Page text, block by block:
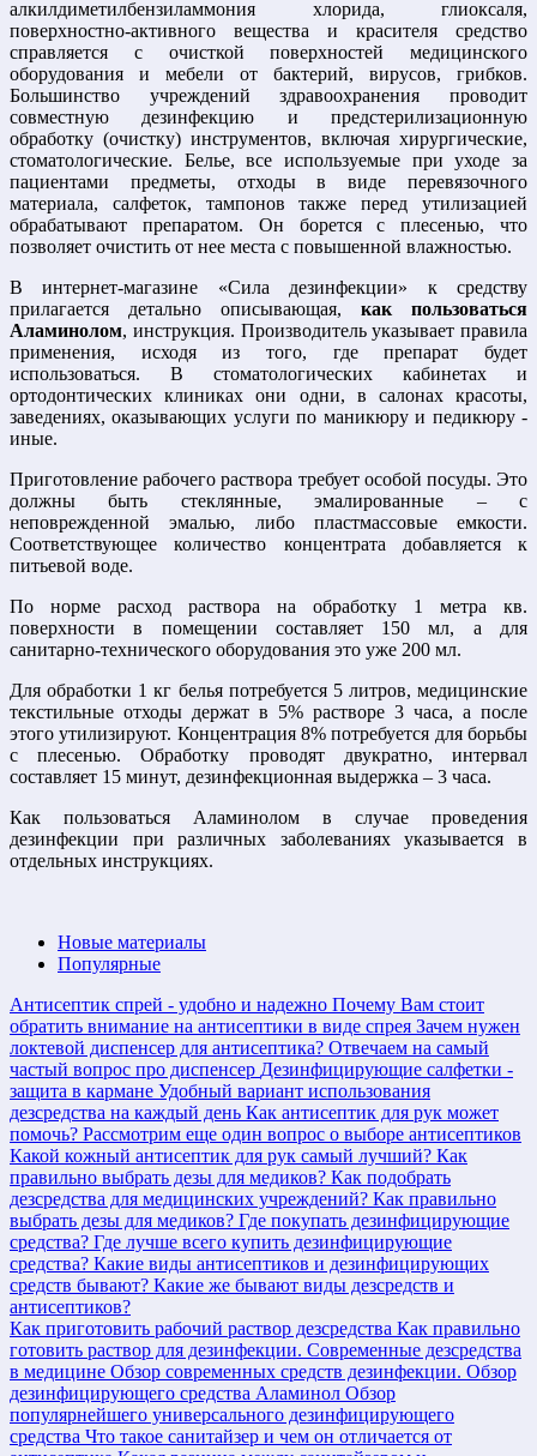
алкилдиметилбензиламмония хлорида, глиоксаля,
поверхностно-активного вещества и красителя средство
справляется с очисткой поверхностей медицинского
оборудования и мебели от бактерий, вирусов, грибков.
Большинство учреждений здравоохранения проводит
совместную дезинфекцию и предстерилизационную
обработку (очистку) инструментов, включая хирургические,
стоматологические. Белье, все используемые при уходе за
пациентами предметы, отходы в виде перевязочного
материала, салфеток, тампонов также перед утилизацией
обрабатывают препаратом. Он борется с плесенью, что
позволяет очистить от нее места с повышенной влажностью.
В интернет-магазине «Сила дезинфекции» к средству
прилагается детально описывающая, как пользоваться
Аламинолом, инструкция. Производитель указывает правила
применения, исходя из того, где препарат будет
использоваться. В стоматологических кабинетах и
ортодонтических клиниках они одни, в салонах красоты,
заведениях, оказывающих услуги по маникюру и педикюру -
иные.
Приготовление рабочего раствора требует особой посуды. Это
должны быть стеклянные, эмалированные – с
неповрежденной эмалью, либо пластмассовые емкости.
Соответствующее количество концентрата добавляется к
питьевой воде.
По норме расход раствора на обработку 1 метра кв.
поверхности в помещении составляет 150 мл, а для
санитарно-технического оборудования это уже 200 мл.
Для обработки 1 кг белья потребуется 5 литров, медицинские
текстильные отходы держат в 5% растворе 3 часа, а после
этого утилизируют. Концентрация 8% потребуется для борьбы
с плесенью. Обработку проводят двукратно, интервал
составляет 15 минут, дезинфекционная выдержка – 3 часа.
Как пользоваться Аламинолом в случае проведения
дезинфекции при различных заболеваниях указывается в
отдельных инструкциях.
Новые материалы
Популярные
Антисептик спрей - удобно и надежно Почему Вам стоит
обратить внимание на антисептики в виде спрея Зачем нужен
локтевой диспенсер для антисептика? Отвечаем на самый
частый вопрос про диспенсер Дезинфицирующие салфетки -
защита в кармане Удобный вариант использования
дезсредства на каждый день Как антисептик для рук может
помочь? Рассмотрим еще один вопрос о выборе антисептиков
Какой кожный антисептик для рук самый лучший? Как
правильно выбрать дезы для медиков? Как подобрать
дезсредства для медицинских учреждений? Как правильно
выбрать дезы для медиков? Где покупать дезинфицирующие
средства? Где лучше всего купить дезинфицирующие
средства? Какие виды антисептиков и дезинфицирующих
средств бывают? Какие же бывают виды дезсредств и
антисептиков?
Как приготовить рабочий раствор дезсредства Как правильно
готовить раствор для дезинфекции. Современные дезсредства
в медицине Обзор современных средств дезинфекции. Обзор
дезинфицирующего средства Аламинол Обзор
популярнейшего универсального дезинфицирующего
средства Что такое санитайзер и чем он отличается от